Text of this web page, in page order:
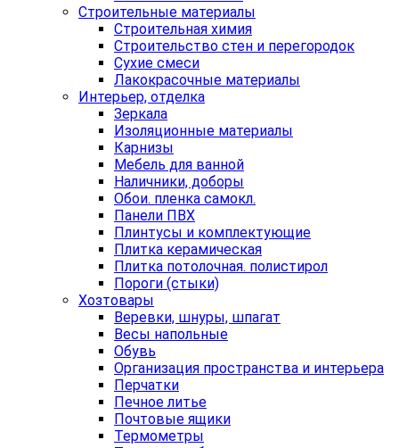
Строительные материалы
Строительная химия
Строительство стен и перегородок
Сухие смеси
Лакокрасочные материалы
Интерьер, отделка
Зеркала
Изоляционные материалы
Карнизы
Мебель для ванной
Наличники, доборы
Обои. пленка самокл.
Панели ПВХ
Плинтусы и комплектующие
Плитка керамическая
Плитка потолочная. полистирол
Пороги (стыки)
Хозтовары
Веревки, шнуры, шпагат
Весы напольные
Обувь
Организация пространства и интерьера
Перчатки
Печное литье
Почтовые ящики
Термометры